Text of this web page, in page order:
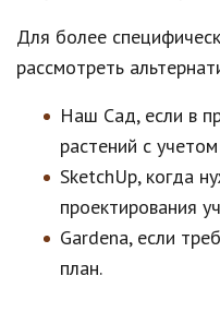
Для более
рассмотреть
Наш Сад, если в
растений с
SketchUp, когда
проектирования
Gardena, если
план.